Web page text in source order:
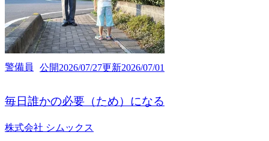
警備員 公開2026/07/27更新2026/07/01
毎日誰かの必要（ため）になる
株式会社 シムックス